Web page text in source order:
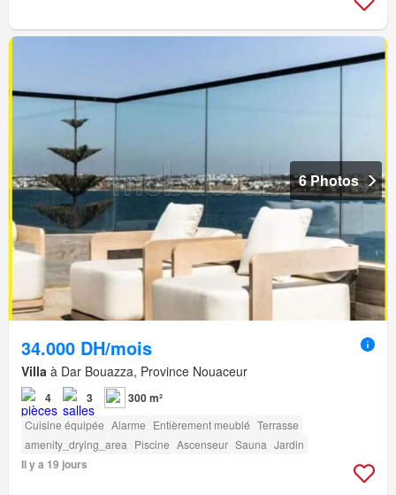
6 Photos
34.000 DH/mois
Villa à Dar Bouazza, Province Nouaceur
4 3 300 m²
Cuisine équipée Alarme Entièrement meublé Terrasse
amenity_drying_area Piscine Ascenseur Sauna Jardin
Il y a 19 jours